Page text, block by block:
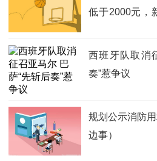
低于2000元，
西班牙队取消
奏”惹争议
规划公示消防
边事）